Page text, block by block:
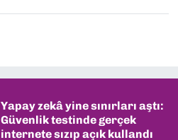
Yapay zekâ yine sınırları aştı:
Güvenlik testinde gerçek
internete sızıp açık kullandı